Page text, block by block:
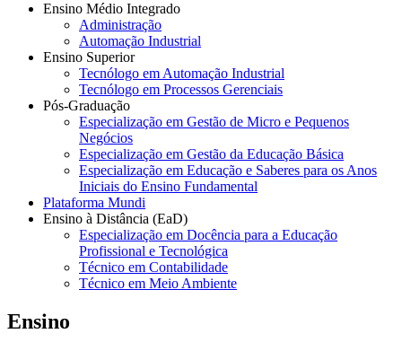
Ensino Médio Integrado
Administração
Automação Industrial
Ensino Superior
Tecnólogo em Automação Industrial
Tecnólogo em Processos Gerenciais
Pós-Graduação
Especialização em Gestão de Micro e Pequenos
Negócios
Especialização em Gestão da Educação Básica
Especialização em Educação e Saberes para os Anos
Iniciais do Ensino Fundamental
Plataforma Mundi
Ensino à Distância (EaD)
Especialização em Docência para a Educação
Profissional e Tecnológica
Técnico em Contabilidade
Técnico em Meio Ambiente
Ensino